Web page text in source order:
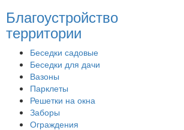
Благоустройство
территории
Беседки садовые
Беседки для дачи
Вазоны
Парклеты
Решетки на окна
Заборы
Ограждения